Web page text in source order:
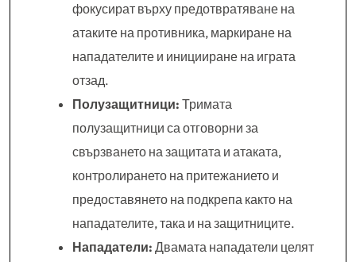
фокусират върху предотвратяване на
атаките на противника, маркиране на
нападателите и иницииране на играта
отзад.
Полузащитници: Тримата
полузащитници са отговорни за
свързването на защитата и атаката,
контролирането на притежанието и
предоставянето на подкрепа както на
нападателите, така и на защитниците.
Нападатели: Двамата нападатели целят